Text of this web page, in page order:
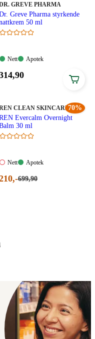
:
GREVE PHARMA
Greve Pharma styrkende
50 ml
Nett:
Nett
Apotek:
Apotek
,90
70%
:
CLEAN SKINCARE
Evercalm Overnight
30 ml
Nett:
tilgjengelig
Nett
Apotek:
Apotek
,-Førpris:
699,90